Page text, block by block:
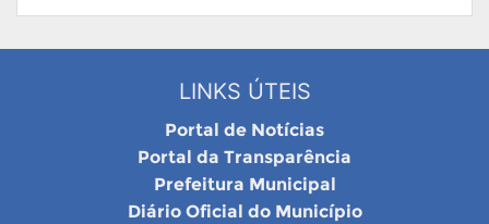
LINKS ÚTEIS
Portal de Notícias
Portal da Transparência
Prefeitura Municipal
Diário Oficial do Município